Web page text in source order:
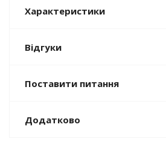
Характеристики
Відгуки
Поставити питання
Додатково